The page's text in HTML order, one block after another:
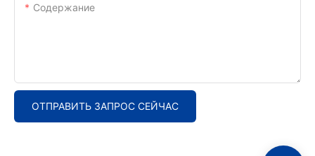
Содержание
ОТПРАВИТЬ ЗАПРОС СЕЙЧАС